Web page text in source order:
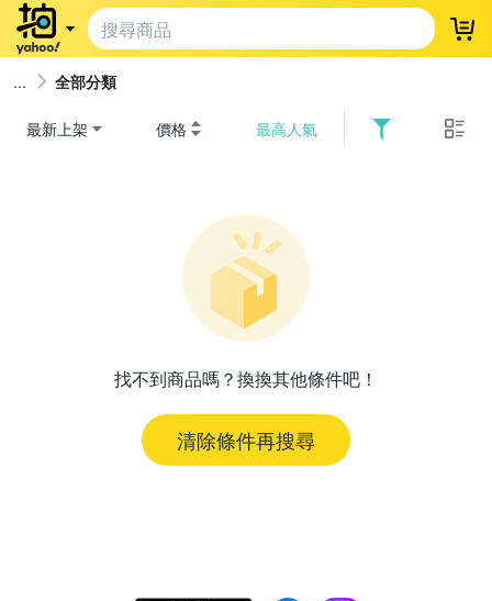
登
全部分類
最新上架 價格 最高人氣
找不到商品嗎？換換其他條件吧！
清除條件再搜尋